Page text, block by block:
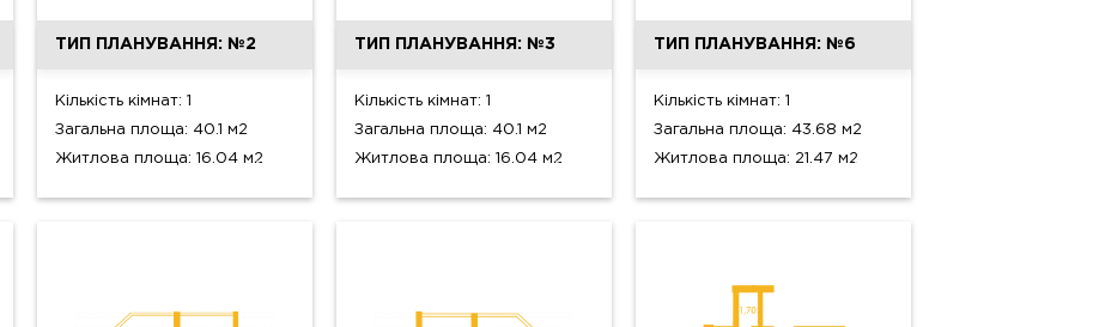
ТИП ПЛАНУВАННЯ: №2
Кількість кімнат: 1
Загальна площа: 40.1 м2
Житлова площа: 16.04 м2
ТИП ПЛАНУВАННЯ: №3
Кількість кімнат: 1
Загальна площа: 40.1 м2
Житлова площа: 16.04 м2
ТИП ПЛАНУВАННЯ: №6
Кількість кімнат: 1
Загальна площа: 43.68 м2
Житлова площа: 21.47 м2